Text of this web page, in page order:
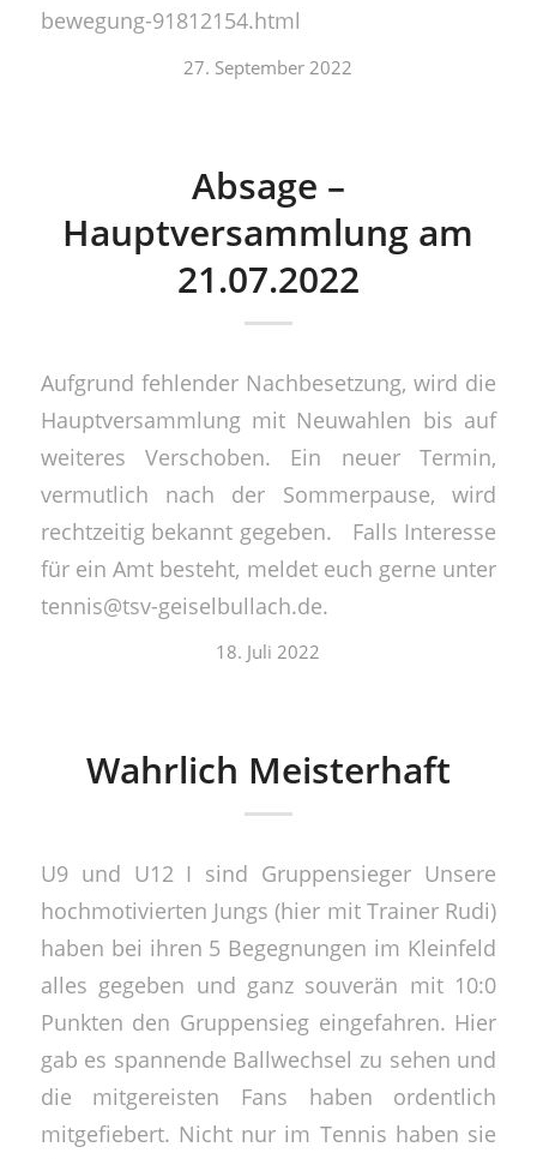
bewegung-91812154.html
27. September 2022
Absage –
Hauptversammlung am
21.07.2022
Aufgrund fehlender Nachbesetzung, wird die
Hauptversammlung mit Neuwahlen bis auf
weiteres Verschoben. Ein neuer Termin,
vermutlich nach der Sommerpause, wird
rechtzeitig bekannt gegeben. Falls Interesse
für ein Amt besteht, meldet euch gerne unter
tennis@tsv-geiselbullach.de.
18. Juli 2022
Wahrlich Meisterhaft
U9 und U12 I sind Gruppensieger Unsere
hochmotivierten Jungs (hier mit Trainer Rudi)
haben bei ihren 5 Begegnungen im Kleinfeld
alles gegeben und ganz souverän mit 10:0
Punkten den Gruppensieg eingefahren. Hier
gab es spannende Ballwechsel zu sehen und
die mitgereisten Fans haben ordentlich
mitgefiebert. Nicht nur im Tennis haben sie